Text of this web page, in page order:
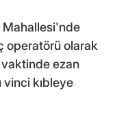
Mahallesi'nde
operatörü olarak
ezan
kıbleye